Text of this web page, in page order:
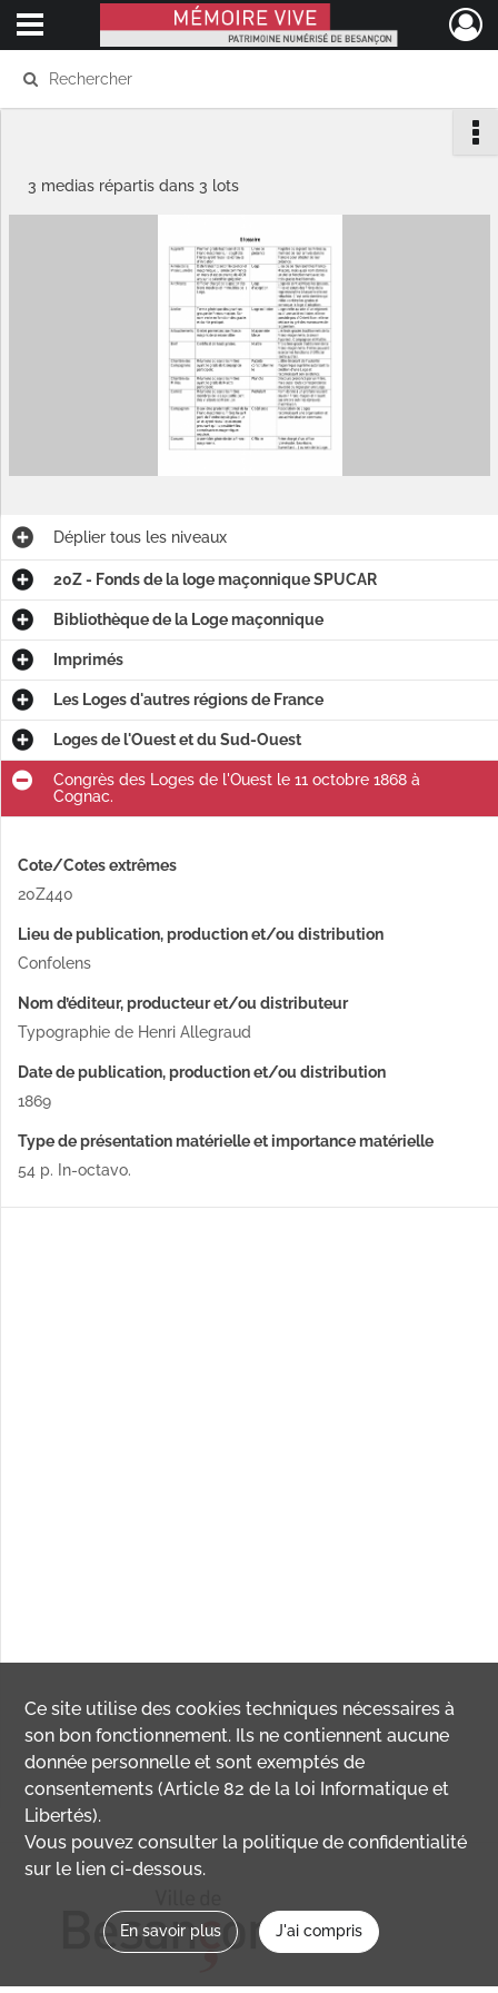
Mémoire Vive patrimoine numérisé de Besançon
Ouvrir le menu déroulant
3 medias répartis dans 3 lots
Déplier tous les niveaux
20Z - Fonds de la loge maçonnique SPUCAR
Bibliothèque de la Loge maçonnique
Imprimés
Les Loges d'autres régions de France
Loges de l'Ouest et du Sud-Ouest
Congrès des Loges de l'Ouest le 11 octobre 1868 à
Cognac.
Cote/Cotes extrêmes
20Z440
Lieu de publication, production et/ou distribution
Confolens
Nom d’éditeur, producteur et/ou distributeur
Typographie de Henri Allegraud
Date de publication, production et/ou distribution
1869
Type de présentation matérielle et importance matérielle
54 p. In-octavo.
Ce site utilise descookies techniques nécessaires à
son bon fonctionnement. Ils ne contiennent aucune
donnée personnelle et sont exemptés de
consentements (Article 82 de la loi Informatique et
Libertés).
Vous pouvez consulter la politique de confidentialité
sur le lien ci-dessous.
En savoir plus J'ai compris